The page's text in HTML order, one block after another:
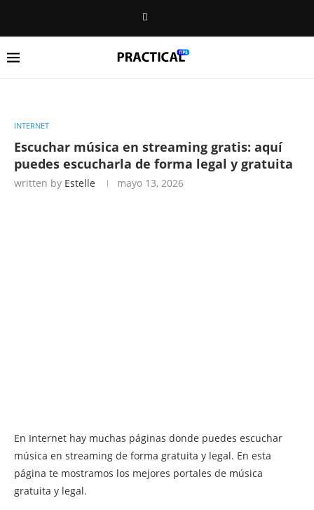
INTERNET
Escuchar música en streaming gratis: aquí
puedes escucharla de forma legal y gratuita
written by Estelle mayo 13, 2026
En Internet hay muchas páginas donde puedes escuchar
música en streaming de forma gratuita y legal. En esta
página te mostramos los mejores portales de música
gratuita y legal.